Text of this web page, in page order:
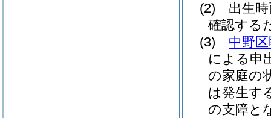
(2)
出生
確認する
(3)
中野
による申
の家庭の
は発生す
の支障と